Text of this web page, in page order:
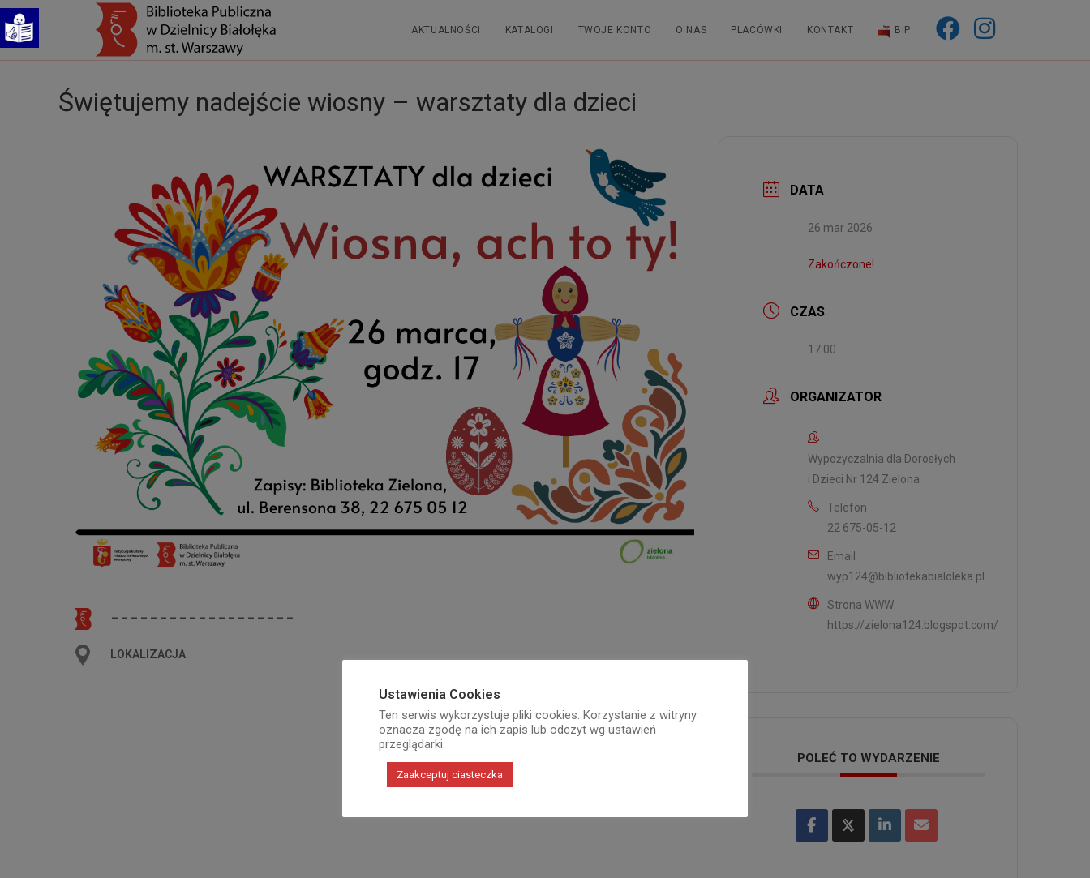
AKTUALNOŚCI KATALOGI TWOJE KONTO O NAS PLACÓWKI KONTAKT BIP
Świętujemy nadejście wiosny – warsztaty dla dzieci
– – – – – – – – – – – – – – – – – – –
LOKALIZACJA
DATA
26 mar 2026
Zakończone!
CZAS
17:00
ORGANIZATOR
Wypożyczalnia dla Dorosłych
i Dzieci Nr 124 Zielona
Telefon
22 675-05-12
Email
wyp124@bibliotekabialoleka.pl
Strona WWW
https://zielona124.blogspot.com/
POLEĆ TO WYDARZENIE
Ustawienia Cookies
Ten serwis wykorzystuje pliki cookies. Korzystanie z witryny
oznacza zgodę na ich zapis lub odczyt wg ustawień
przeglądarki.
Zaakceptuj ciasteczka